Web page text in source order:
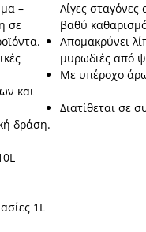
–
σε
και
δράση.
1L
Λίγες σταγόνες
βαθύ
Απομακρύνει
μυρωδιές από
Με υπέροχο
Διατίθεται σε